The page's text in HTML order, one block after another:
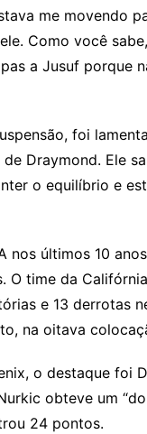
me movendo
Como você
a Jusuf porque
foi
Draymond. Ele
o equilíbrio e
nos últimos 10
O time da
e 13 derrotas
na oitava
o destaque foi
obteve um
24 pontos.